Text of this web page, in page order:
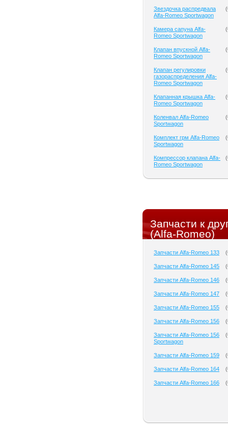
Звездочка распредвала
Alfa-Romeo Sportwagon
(
Камера сапуна Alfa-
Romeo Sportwagon
(
Клапан впускной Alfa-
Romeo Sportwagon
(
Клапан регулировки
газораспределения Alfa-
Romeo Sportwagon
(
Клапанная крышка Alfa-
Romeo Sportwagon
(
Коленвал Alfa-Romeo
Sportwagon
(
Комплект грм Alfa-Romeo
Sportwagon
(
Компрессор клапана Alfa-
Romeo Sportwagon
(
Запчасти к
(Alfa-Romeo)
Запчасти Alfa-Romeo 133 (
Запчасти Alfa-Romeo 145 (
Запчасти Alfa-Romeo 146 (
Запчасти Alfa-Romeo 147 (
Запчасти Alfa-Romeo 155 (
Запчасти Alfa-Romeo 156 (
Запчасти Alfa-Romeo 156
Sportwagon
(
Запчасти Alfa-Romeo 159 (
Запчасти Alfa-Romeo 164 (
Запчасти Alfa-Romeo 166 (